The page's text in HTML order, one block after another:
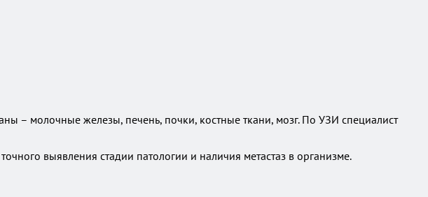
– молочные железы, печень, почки, костные ткани, мозг. По УЗИ специалист
выявления стадии патологии и наличия метастаз в организме.